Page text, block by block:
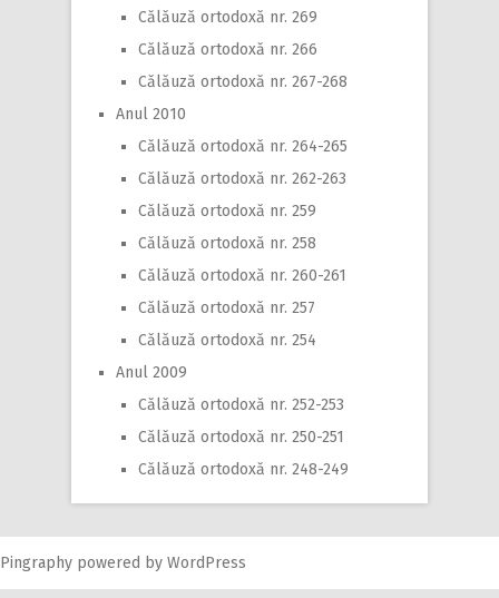
Călăuză ortodoxă nr. 269
Călăuză ortodoxă nr. 266
Călăuză ortodoxă nr. 267-268
Anul 2010
Călăuză ortodoxă nr. 264-265
Călăuză ortodoxă nr. 262-263
Călăuză ortodoxă nr. 259
Călăuză ortodoxă nr. 258
Călăuză ortodoxă nr. 260-261
Călăuză ortodoxă nr. 257
Călăuză ortodoxă nr. 254
Anul 2009
Călăuză ortodoxă nr. 252-253
Călăuză ortodoxă nr. 250-251
Călăuză ortodoxă nr. 248-249
Pingraphy powered by WordPress